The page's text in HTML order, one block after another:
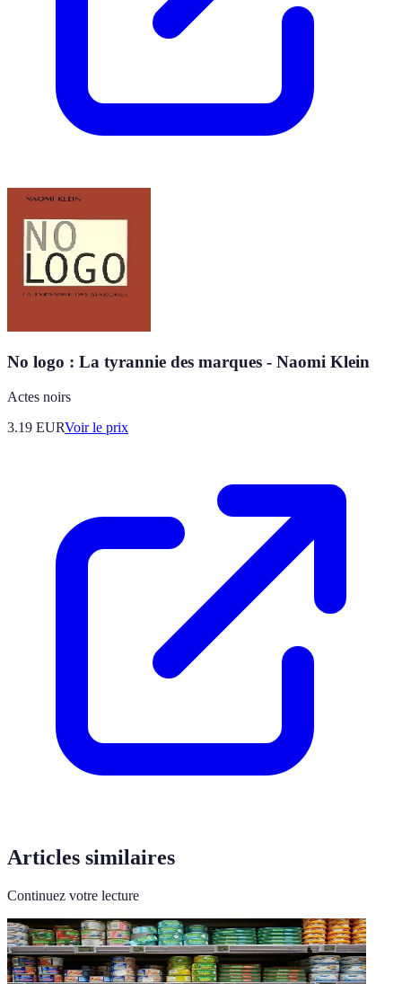
No logo : La tyrannie des marques - Naomi Klein
Actes noirs
3.19 EURVoir le prix
Articles similaires
Continuez votre lecture